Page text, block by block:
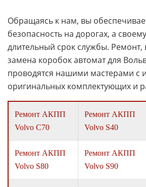
Обращаясь к нам, вы
безопасность на дорогах, а
длительный срок службы. Ремонт,
замена коробок автомат для
проводятся нашими мастерами с
оригинальных комплектующих и
Ремонт АКПП
Volvo C70
Ремонт АКПП
Volvo S40
Ремонт АКПП
Volvo S80
Ремонт АКПП
Volvo S90